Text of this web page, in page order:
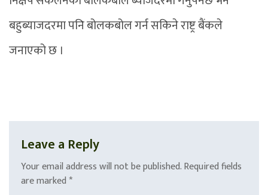
बहुब्याजदरमा पनि बोलकबोल गर्न सकिने राष्ट्र बैंकले
जनाएको छ ।
Leave a Reply
Your email address will not be published.Required fields
are marked *